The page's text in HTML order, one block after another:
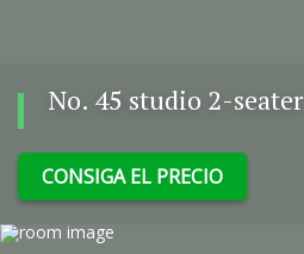
No. 45 studio 2-seater
CONSIGA EL PRECIO